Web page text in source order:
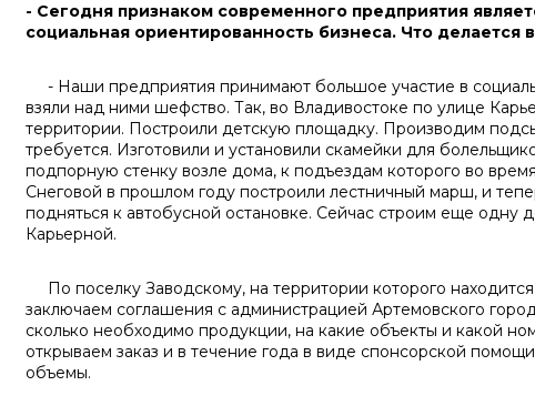
- Сегодня признаком современного предприятия
социальная ориентированность бизнеса. Что делается
- Наши предприятия принимают большое участие в
взяли над ними шефство. Так, во Владивостоке по улице
территории. Построили детскую площадку. Производим
требуется. Изготовили и установили скамейки для
подпорную стенку возле дома, к подъездам которого во
Снеговой в прошлом году построили лестничный марш, и
подняться к автобусной остановке. Сейчас строим еще
Карьерной.
По поселку Заводскому, на территории которого
заключаем соглашения с администрацией Артемовского
сколько необходимо продукции, на какие объекты и какой
открываем заказ и в течение года в виде спонсорской
объемы.